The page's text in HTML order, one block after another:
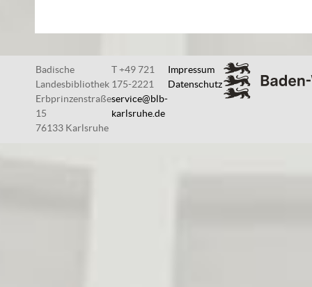
Badische
Landesbibliothek
Erbprinzenstraße
15
76133 Karlsruhe
T +49 721
175-2221
service@blb-
karlsruhe.de
Impressum
Datenschutz